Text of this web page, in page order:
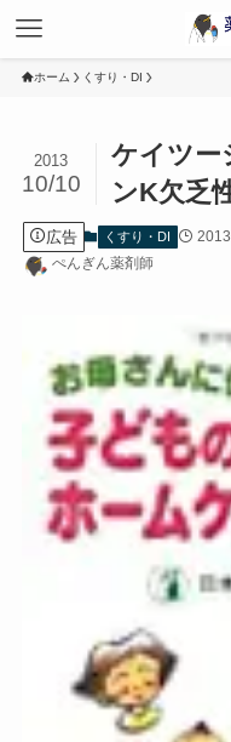
ホーム くすり・DI
ケイツー
ンK欠乏
2013
10/10
広告 くすり・DI
ぺんぎん薬剤師